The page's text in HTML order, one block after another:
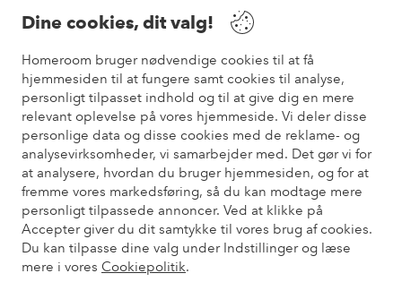
Dine cookies, dit valg!
Homeroom bruger nødvendige cookies til at få
hjemmesiden til at fungere samt cookies til analyse,
personligt tilpasset indhold og til at give dig en mere
relevant oplevelse på vores hjemmeside. Vi deler disse
personlige data og disse cookies med de reklame- og
analysevirksomheder, vi samarbejder med. Det gør vi for
at analysere, hvordan du bruger hjemmesiden, og for at
fremme vores markedsføring, så du kan modtage mere
personligt tilpassede annoncer. Ved at klikke på
Accepter giver du dit samtykke til vores brug af cookies.
Du kan tilpasse dine valg under Indstillinger og læse
mere i vores Cookiepolitik.
Vilkår
Venner
Sikre betalinger
Vil du vide mere om vores betalingsmuligheder ?
elpy